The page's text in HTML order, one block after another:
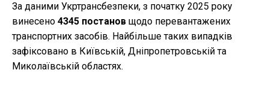
За даними Укртрансбезпеки, з початку 2025 року
винесено 4345 постанов щодо перевантажених
транспортних засобів. Найбільше таких випадків
зафіксовано в Київській, Дніпропетровській та
Миколаївській областях.